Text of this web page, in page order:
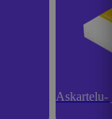
Askartelu-